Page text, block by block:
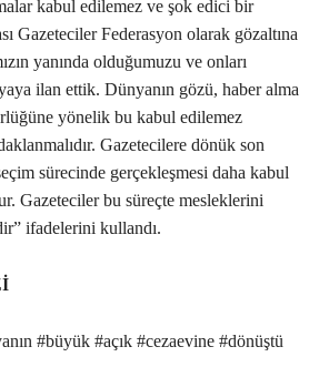
kabul edilemez ve şok edici bir
Gazeteciler Federasyon olarak gözaltına
yanında olduğumuzu ve onları
ilan ettik. Dünyanın gözü, haber alma
yönelik bu kabul edilemez
Gazetecilere dönük son
sürecinde gerçekleşmesi daha kabul
Gazeteciler bu süreçte mesleklerini
ifadelerini kullandı.
#büyük #açık #cezaevine #dönüştü